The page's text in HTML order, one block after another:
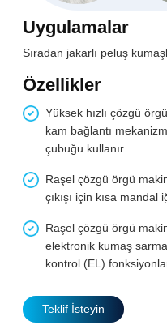
Uygulamalar
Sıradan jakarlı peluş
Özellikler
Yüksek hızlı çözgü
kam bağlantı
çubuğu kullanır.
Raşel çözgü örgü
çıkışı için kısa mandal
Raşel çözgü örgü
elektronik kumaş
kontrol (EL)
Teklif İsteyin